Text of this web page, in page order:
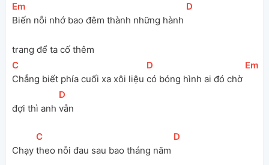
[Em
Biến nỗi nhớ bao đêm thành những hành
[D
trang để ta cố thêm
[
C
Chẳng biết phía cuối xa xôi liệu
[D
có bóng hình ai đó chờ
[Em
đợi thì anh
[D
vẫn
Chạy
[
C
theo nỗi đau sau bao tháng năm
[D